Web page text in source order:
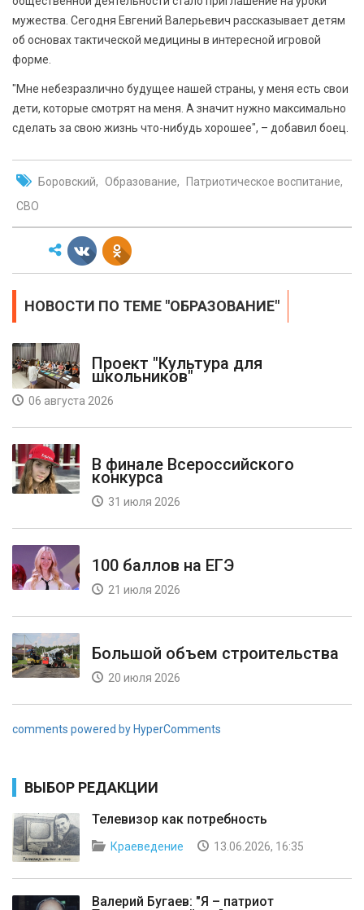
мужества. Сегодня Евгений Валерьевич рассказывает детям
об основах тактической медицины в интересной игровой
форме.
"Мне небезразлично будущее нашей страны, у меня есть свои
дети, которые смотрят на меня. А значит нужно максимально
сделать за свою жизнь что-нибудь хорошее", – добавил боец.
Боровский Образование
Патриотическое воспитание
СВО
НОВОСТИ ПО ТЕМЕ "ОБРАЗОВАНИЕ"
Проект "Культура для
школьников"
06 августа 2026
В финале Всероссийского
конкурса
31 июля 2026
100 баллов на ЕГЭ
21 июля 2026
Большой объем строительства
20 июля 2026
comments powered by HyperComments
ВЫБОР РЕДАКЦИИ
Телевизор как потребность
Краеведение 13.06.2026, 16:35
Валерий Бугаев: "Я – патриот